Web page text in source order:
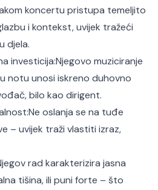
koncertu pristupa temeljito
i kontekst, uvijek tražeći
djela.
investicija:Njegovo muziciranje
notu unosi iskreno duhovno
bilo kao dirigent.
Ne oslanja se na tuđe
– uvijek traži vlastiti izraz,
rad karakterizira jasna
tišina, ili puni forte – što